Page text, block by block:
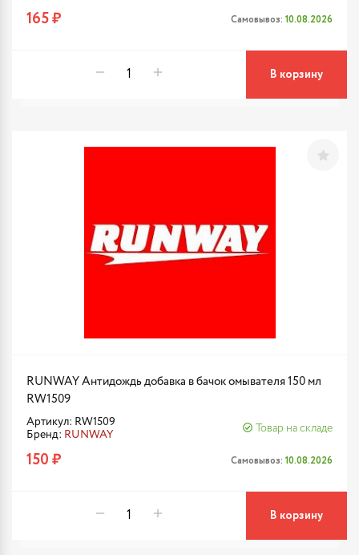
165 ₽ Самовывоз: 10.08.2026
В корзину
RUNWAY Антидождь добавка в бачок омывателя 150 мл
RW1509
Артикул: RW1509
Бренд: RUNWAY
Товар на складе
150 ₽ Самовывоз: 10.08.2026
В корзину